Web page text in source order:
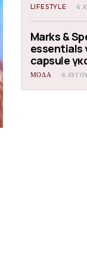
LIFESTYLE 6
Marks &
essentials
capsule
ΜΟΔΑ 6